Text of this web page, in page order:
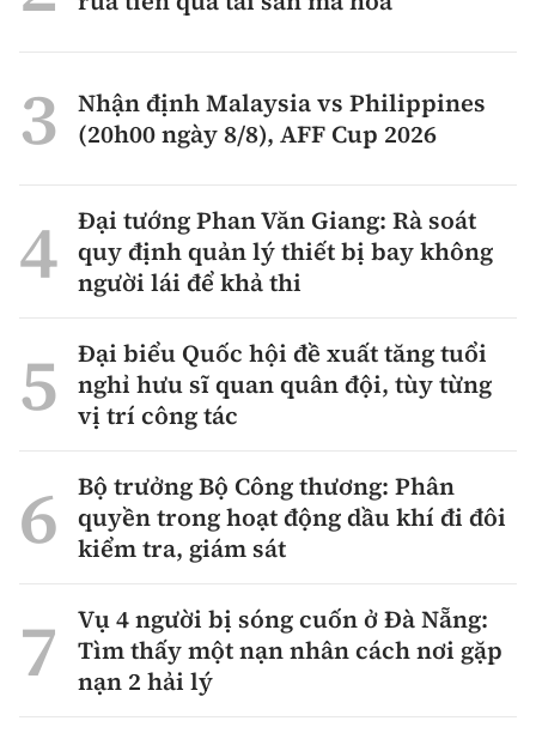
Tổng biên tập:Nguyễn Thị Hồng Nga
Nguyễn Đức Thắng, La Đức Hùng
Hotline:
Quảng cáo và Phát hành:
Email:bandoc@baoxaydung.vn
Cấm sao chép dưới mọi hình thức nếu không có sự
chấp thuận bằng văn bản.
Nhận định Malaysia vs Philippines
(20h00 ngày 8/8), AFF Cup 2026
Đại tướng Phan Văn Giang: Rà soát
quy định quản lý thiết bị bay không
người lái để khả thi
Đại biểu Quốc hội đề xuất tăng tuổi
nghỉ hưu sĩ quan quân đội, tùy từng
vị trí công tác
Bộ trưởng Bộ Công thương: Phân
quyền trong hoạt động dầu khí đi đôi
kiểm tra, giám sát
Vụ 4 người bị sóng cuốn ở Đà Nẵng:
Tìm thấy một nạn nhân cách nơi gặp
nạn 2 hải lý